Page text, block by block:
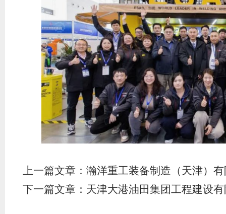
上一篇文章： 瀚洋重工装备制造（天津）
下一篇文章： 天津大港油田集团工程建设